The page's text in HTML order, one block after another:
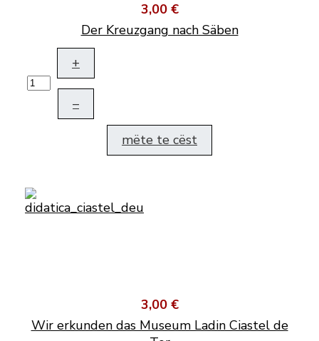
3,00 €
Der Kreuzgang nach Säben
+
–
mëte te cëst
3,00 €
Wir erkunden das Museum Ladin Ciastel de